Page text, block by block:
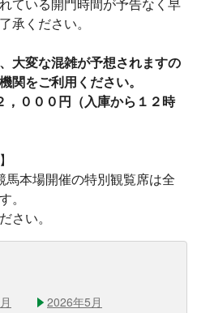
ている開門時間が予告なく早
承ください。
大変な混雑が予想されますの
関をご利用ください。
０００円（入庫から１２時
本場開催の特別観覧席は全
。
さい。
2026年5月